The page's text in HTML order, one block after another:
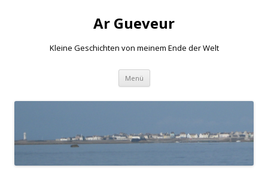
Ar Gueveur
Kleine Geschichten von meinem Ende der Welt
Menü Springe
Inhalt